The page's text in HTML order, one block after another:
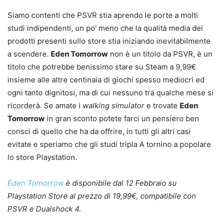
Siamo contenti che PSVR stia aprendo le porte a molti
studi indipendenti, un po’ meno che la qualità media dei
prodotti presenti sullo store stia iniziando inevitabilmente
a scendere. Eden Tomorrow non è un titolo da PSVR, è un
titolo che potrebbe benissimo stare su Steam a 9,99€
insieme alle altre centinaia di giochi spesso mediocri ed
ogni tanto dignitosi, ma di cui nessuno tra qualche mese si
ricorderà. Se amate i walking simulator e trovate Eden
Tomorrow in gran sconto potete farci un pensiero ben
consci di quello che ha da offrire, in tutti gli altri casi
evitate e speriamo che gli studi tripla A tornino a popolare
lo store Playstation.
Eden Tomorrow è disponibile dal 12 Febbraio su
Playstation Store al prezzo di 19,99€, compatibile con
PSVR e Dualshock 4.